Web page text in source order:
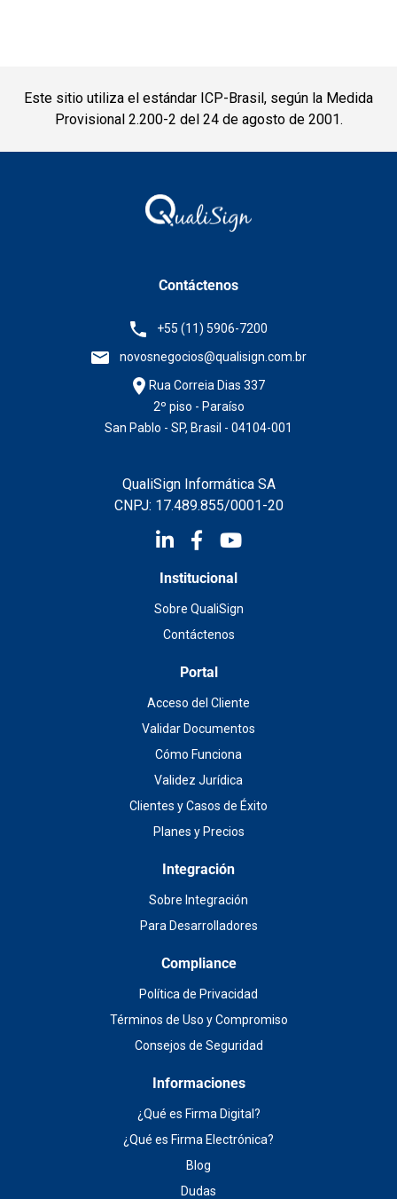
Este sitio utiliza el estándar ICP-Brasil, según la Medida
Provisional 2.200-2 del 24 de agosto de 2001.
Contáctenos
+55 (11) 5906-7200
novosnegocios@qualisign.com.br
Rua Correia Dias 337
2º piso - Paraíso
San Pablo - SP, Brasil - 04104-001
QualiSign Informática SA
CNPJ: 17.489.855/0001-20
Institucional
Sobre QualiSign
Contáctenos
Portal
Acceso del Cliente
Validar Documentos
Cómo Funciona
Validez Jurídica
Clientes y Casos de Éxito
Planes y Precios
Integración
Sobre Integración
Para Desarrolladores
Compliance
Política de Privacidad
Términos de Uso y Compromiso
Consejos de Seguridad
Informaciones
¿Qué es Firma Digital?
¿Qué es Firma Electrónica?
Blog
Dudas